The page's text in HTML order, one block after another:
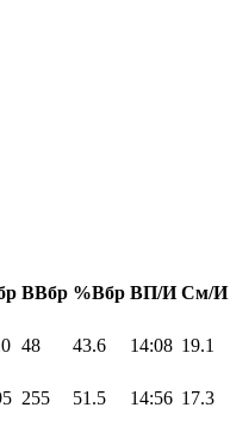
ВВбр %Вбр ВП/И См/И
48 43.6 14:08 19.1
255 51.5 14:56 17.3